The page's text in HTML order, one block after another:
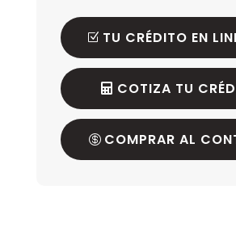
TU CRÉDITO EN
COTIZA TU
COMPRAR AL